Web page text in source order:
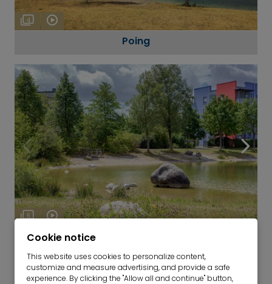
4
Poing
6
Cookie notice
This website uses cookies to personalize content,
customize and measure advertising, and provide a safe
experience. By clicking the "Allow all and continue" button,